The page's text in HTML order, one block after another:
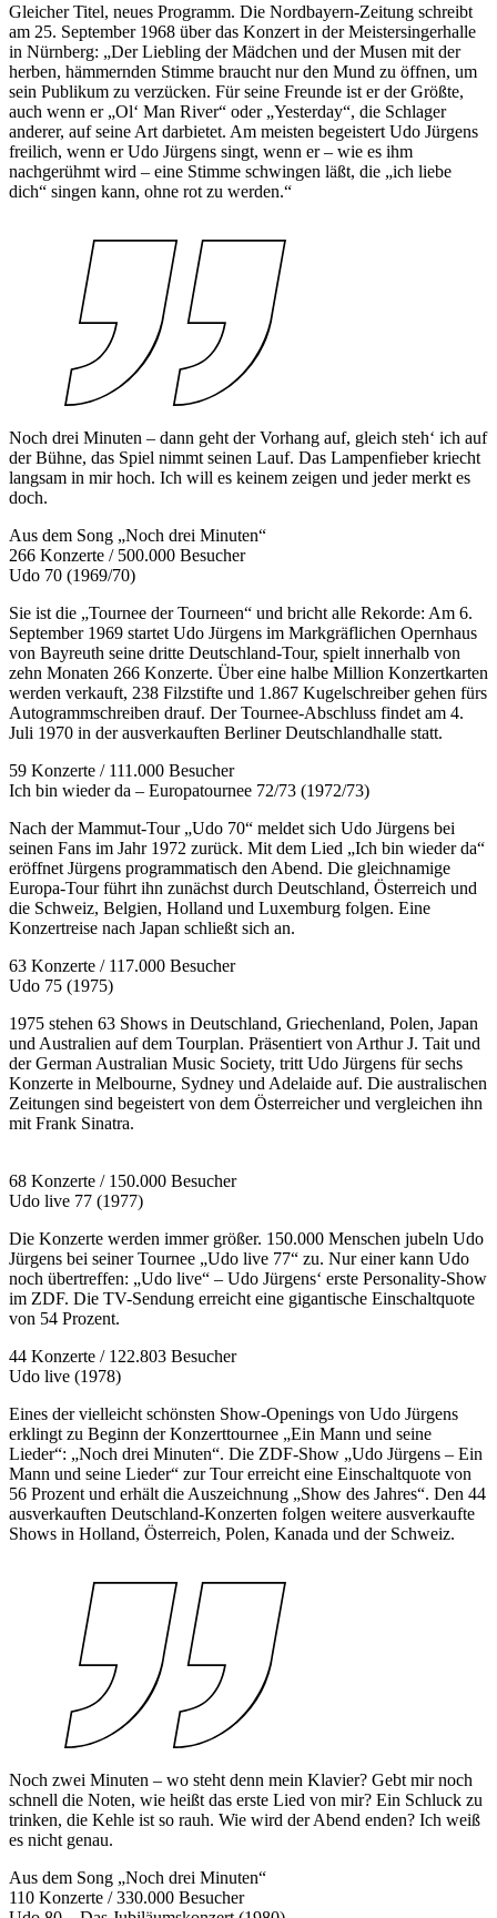
Gleicher Titel, neues Programm. Die Nordbayern-Zeitung schreibt
am 25. September 1968 über das Konzert in der Meistersingerhalle
in Nürnberg: „Der Liebling der Mädchen und der Musen mit der
herben, hämmernden Stimme braucht nur den Mund zu öffnen, um
sein Publikum zu verzücken. Für seine Freunde ist er der Größte,
auch wenn er „Ol‘ Man River“ oder „Yesterday“, die Schlager
anderer, auf seine Art darbietet. Am meisten begeistert Udo Jürgens
freilich, wenn er Udo Jürgens singt, wenn er – wie es ihm
nachgerühmt wird – eine Stimme schwingen läßt, die „ich liebe
dich“ singen kann, ohne rot zu werden.“
Noch drei Minuten – dann geht der Vorhang auf, gleich steh‘ ich auf
der Bühne, das Spiel nimmt seinen Lauf. Das Lampenfieber kriecht
langsam in mir hoch. Ich will es keinem zeigen und jeder merkt es
doch.
Aus dem Song „Noch drei Minuten“
266 Konzerte / 500.000 Besucher
Udo 70 (1969/70)
Sie ist die „Tournee der Tourneen“ und bricht alle Rekorde: Am 6.
September 1969 startet Udo Jürgens im Markgräflichen Opernhaus
von Bayreuth seine dritte Deutschland-Tour, spielt innerhalb von
zehn Monaten 266 Konzerte. Über eine halbe Million Konzertkarten
werden verkauft, 238 Filzstifte und 1.867 Kugelschreiber gehen fürs
Autogrammschreiben drauf. Der Tournee-Abschluss findet am 4.
Juli 1970 in der ausverkauften Berliner Deutschlandhalle statt.
59 Konzerte / 111.000 Besucher
Ich bin wieder da – Europatournee 72/73 (1972/73)
Nach der Mammut-Tour „Udo 70“ meldet sich Udo Jürgens bei
seinen Fans im Jahr 1972 zurück. Mit dem Lied „Ich bin wieder da“
eröffnet Jürgens programmatisch den Abend. Die gleichnamige
Europa-Tour führt ihn zunächst durch Deutschland, Österreich und
die Schweiz, Belgien, Holland und Luxemburg folgen. Eine
Konzertreise nach Japan schließt sich an.
63 Konzerte / 117.000 Besucher
Udo 75 (1975)
1975 stehen 63 Shows in Deutschland, Griechenland, Polen, Japan
und Australien auf dem Tourplan. Präsentiert von Arthur J. Tait und
der German Australian Music Society, tritt Udo Jürgens für sechs
Konzerte in Melbourne, Sydney und Adelaide auf. Die australischen
Zeitungen sind begeistert von dem Österreicher und vergleichen ihn
mit Frank Sinatra.
68 Konzerte / 150.000 Besucher
Udo live 77 (1977)
Die Konzerte werden immer größer. 150.000 Menschen jubeln Udo
Jürgens bei seiner Tournee „Udo live 77“ zu. Nur einer kann Udo
noch übertreffen: „Udo live“ – Udo Jürgens‘ erste Personality-Show
im ZDF. Die TV-Sendung erreicht eine gigantische Einschaltquote
von 54 Prozent.
44 Konzerte / 122.803 Besucher
Udo live (1978)
Eines der vielleicht schönsten Show-Openings von Udo Jürgens
erklingt zu Beginn der Konzerttournee „Ein Mann und seine
Lieder“: „Noch drei Minuten“. Die ZDF-Show „Udo Jürgens – Ein
Mann und seine Lieder“ zur Tour erreicht eine Einschaltquote von
56 Prozent und erhält die Auszeichnung „Show des Jahres“. Den 44
ausverkauften Deutschland-Konzerten folgen weitere ausverkaufte
Shows in Holland, Österreich, Polen, Kanada und der Schweiz.
Noch zwei Minuten – wo steht denn mein Klavier? Gebt mir noch
schnell die Noten, wie heißt das erste Lied von mir? Ein Schluck zu
trinken, die Kehle ist so rauh. Wie wird der Abend enden? Ich weiß
es nicht genau.
Aus dem Song „Noch drei Minuten“
110 Konzerte / 330.000 Besucher